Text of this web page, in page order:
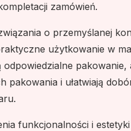
zamówień.
o przemyślanej
użytkowanie w
pakowanie,
i ułatwiają
funkcjonalności i